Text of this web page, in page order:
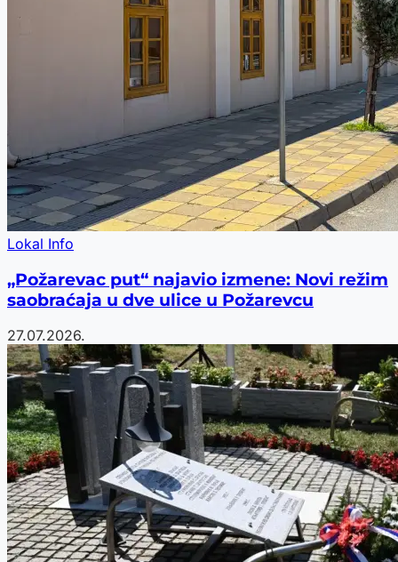
Lokal Info
„Požarevac put“ najavio izmene: Novi režim
saobraćaja u dve ulice u Požarevcu
27.07.2026.